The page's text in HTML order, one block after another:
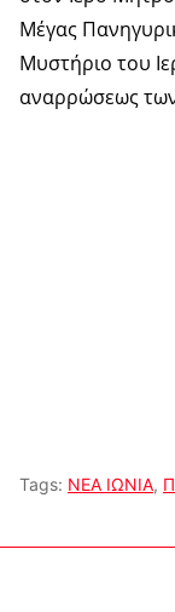
Μέγας
Μυστήριο του
αναρρώσεως
Tags: ΝΕΑ ΙΩΝΙΑ,